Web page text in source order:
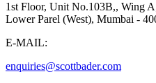
1st Floor, Unit No.103B,, Wing
Lower Parel (West), Mumbai -
E-MAIL:
enquiries@scottbader.com